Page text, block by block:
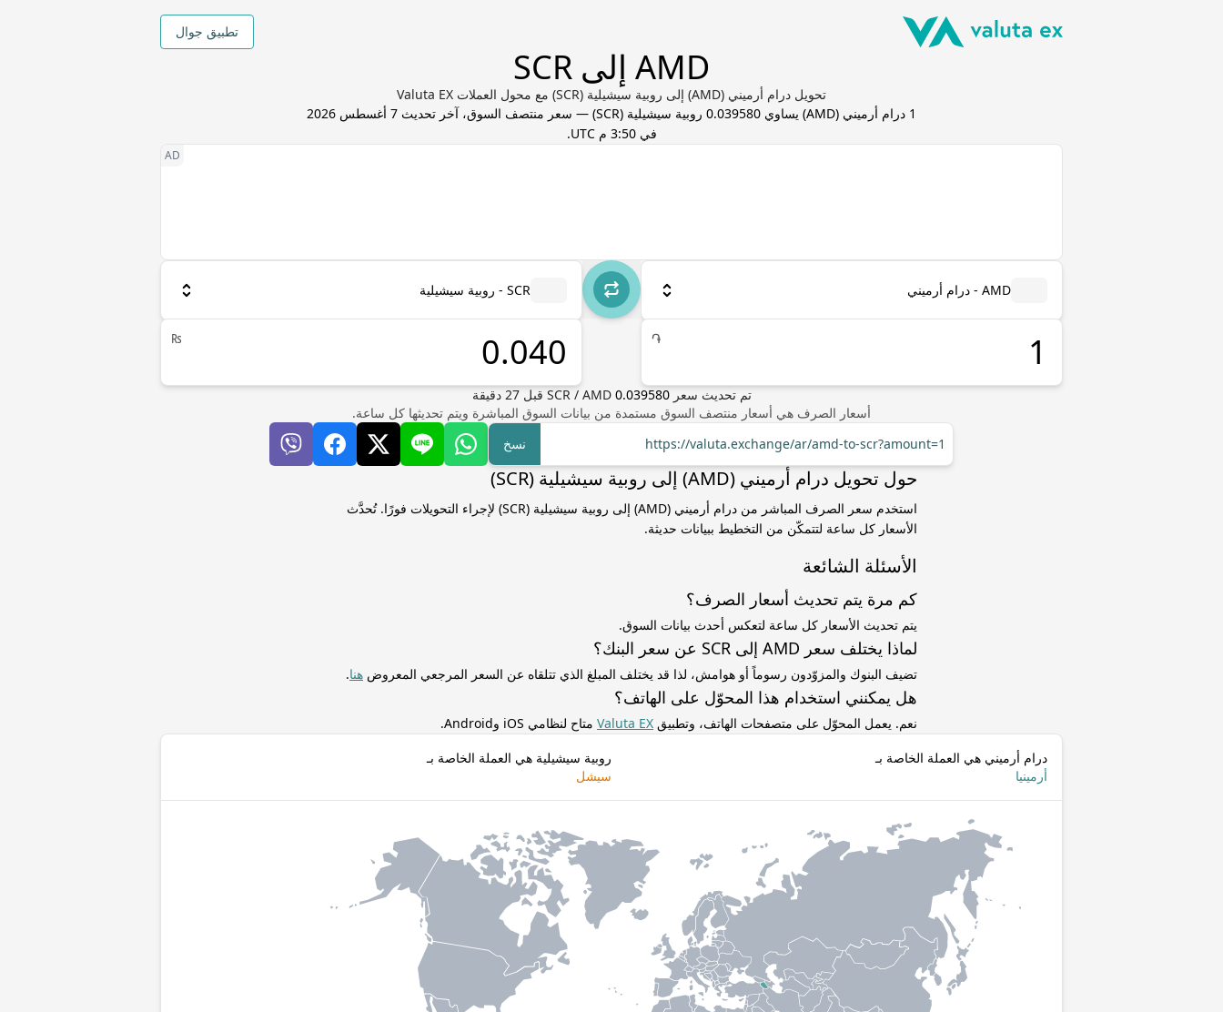
تطبيق جوال
AMD إلى SCR
تحويل درام أرميني (AMD) إلى روبية سيشيلية (SCR) مع محول العملات Valuta EX
1 درام أرميني (
AMD) يساوي 0.039580 روبية سيشيلية (
SCR) — سعر منتصف السوق، آخر تحديث
7 أغسطس 2026
في 3:50 م UTC
.
AMD - درام أرميني
֏
SCR - روبية سيشيلية
₨
تم تحديث سعر SCR/ AMD 0.039580 قبل27 دقيقة
أسعار الصرف هي أسعار منتصف السوق مستمدة من بيانات السوق المباشرة ويتم تحديثها كل ساعة.
https://valuta.exchange/ar/amd-to-scr?amount=1
نسخ
حول تحويل درام أرميني (AMD) إلى روبية سيشيلية (SCR)
استخدم سعر الصرف المباشر من درام أرميني (AMD) إلى روبية سيشيلية (SCR) لإجراء التحويلات فورًا. تُحدَّث
الأسعار كل ساعة لتتمكّن من التخطيط ببيانات حديثة.
الأسئلة الشائعة
كم مرة يتم تحديث أسعار الصرف؟
يتم تحديث الأسعار كل ساعة لتعكس أحدث بيانات السوق.
لماذا يختلف سعر AMD إلى SCR عن سعر البنك؟
تضيف البنوك والمزوّدون رسوماً أو هوامش، لذا قد يختلف المبلغ الذي تتلقاه عن السعر المرجعي المعروض هنا.
هل يمكنني استخدام هذا المحوّل على الهاتف؟
نعم. يعمل المحوّل على متصفحات الهاتف، وتطبيق Valuta EX متاح لنظامي iOS وAndroid.
درام أرميني هي العملة الخاصة بـ
أرمينيا
روبية سيشيلية هي العملة الخاصة بـ
سيشل